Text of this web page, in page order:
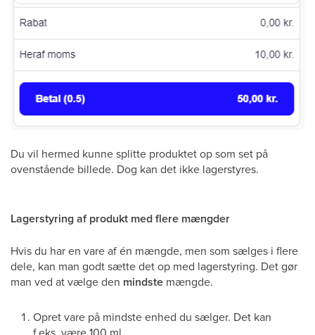
Du vil hermed kunne splitte produktet op som set på
ovenstående billede. Dog kan det ikke lagerstyres.
Lagerstyring af produkt med flere mængder
Hvis du har en vare af én mængde, men som sælges i flere
dele, kan man godt sætte det op med lagerstyring. Det gør
man ved at vælge den mindste mængde.
Opret vare på mindste enhed du sælger. Det kan